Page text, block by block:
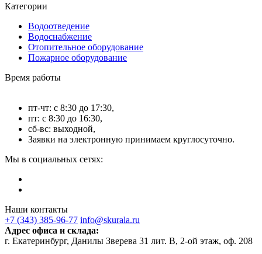
Категории
Водоотведение
Водоснабжение
Отопительное оборудование
Пожарное оборудование
Время работы
пт-чт: с 8:30 до 17:30,
пт: с 8:30 до 16:30,
сб-вс: выходной,
Заявки на электронную принимаем круглосуточно.
Мы в социальных сетях:
Наши контакты
+7 (343) 385-96-77 info@skurala.ru
Адрес офиса и склада:
г. Екатеринбург, Данилы Зверева 31 лит. В, 2-ой этаж, оф. 208